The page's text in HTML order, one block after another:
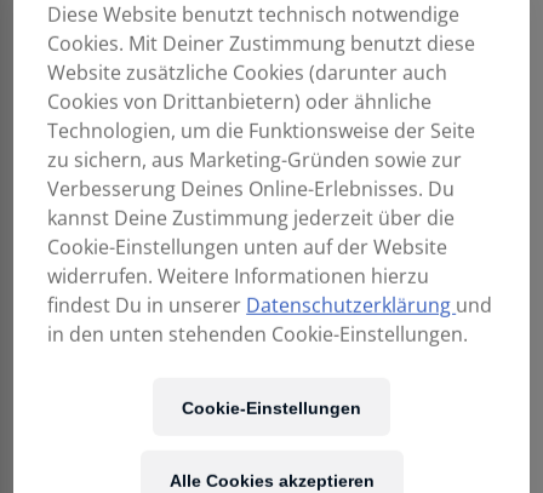
1.299,00
Diese Website benutzt technisch notwendige
Cookies. Mit Deiner Zustimmung benutzt diese
Website zusätzliche Cookies (darunter auch
Cookies von Drittanbietern) oder ähnliche
Technologien, um die Funktionsweise der Seite
zu sichern, aus Marketing-Gründen sowie zur
Verbesserung Deines Online-Erlebnisses. Du
kannst Deine Zustimmung jederzeit über die
Cookie-Einstellungen unten auf der Website
widerrufen. Weitere Informationen hierzu
findest Du in unserer Datenschutzerklärung und
in den unten stehenden Cookie-Einstellungen.
Cookie-Einstellungen
Alle Cookies akzeptieren